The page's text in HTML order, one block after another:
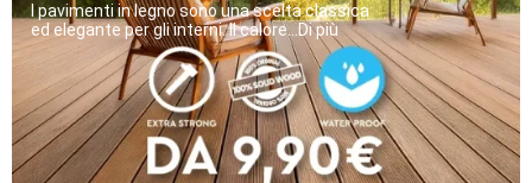
I pavimenti in legno sono una scelta classica
ed elegante per gli interni. Il calore...Di più